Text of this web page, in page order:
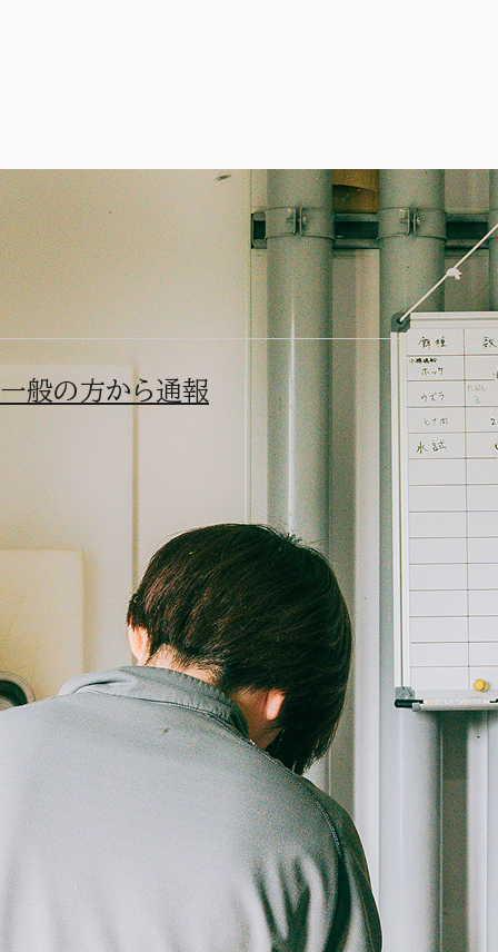
ウトウの収容
執筆：堤百合香 当番日記
一般の方から通報
とある午前中、一般の方から「エトピリカを保護した」と連絡が
エトピリカは国内希少種で日本ではほとんど見られないため、
※写真は過去に収容したエトピリカ幼鳥です。